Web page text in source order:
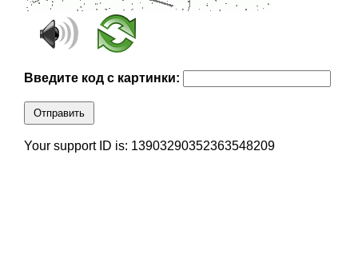
Введите код с картинки:
Отправить
Your support ID is: 13903290352363548209